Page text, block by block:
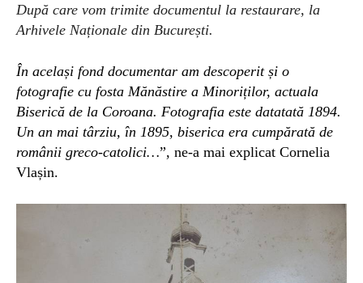
După care vom trimite documentul la restaurare, la
Arhivele Naționale din București.
În același fond documentar am descoperit și o
fotografie cu fosta Mănăstire a Minoriților, actuala
Biserică de la Coroana. Fotografia este datatată 1894.
Un an mai târziu, în 1895, biserica era cumpărată de
românii greco-catolici…”, ne-a mai explicat Cornelia
Vlașin.